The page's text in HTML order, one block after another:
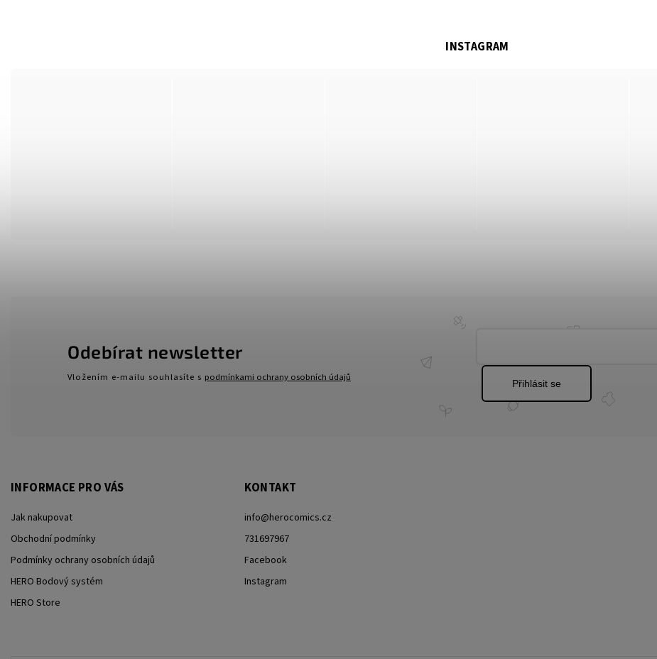
INFORMACE PRO VÁS
Jak nakupovat
Obchodní podmínky
Podmínky ochrany osobních údajů
HERO Bodový systém
HERO Store
KONTAKT
info@herocomics.cz
731697967
Facebook
Instagram
INSTAGRAM
Odebírat newsletter
Vložením e-mailu souhlasíte s podmínkami ochrany osobních údajů
Přihlásit se